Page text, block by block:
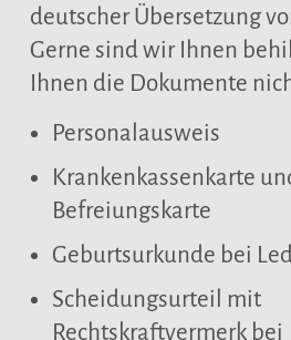
deutscher Übersetzung
Gerne sind wir Ihnen
Ihnen die Dokumente
Personalausweis
Krankenkassenkarte
Befreiungskarte
Geburtsurkunde bei
Scheidungsurteil mit
Rechtskraftvermerk bei